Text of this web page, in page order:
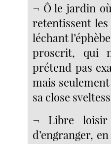
¬ Ô le jardin
retentissent
léchant
proscrit, qui
prétend pas
mais
sa close
¬ Libre loisir
d’engranger,